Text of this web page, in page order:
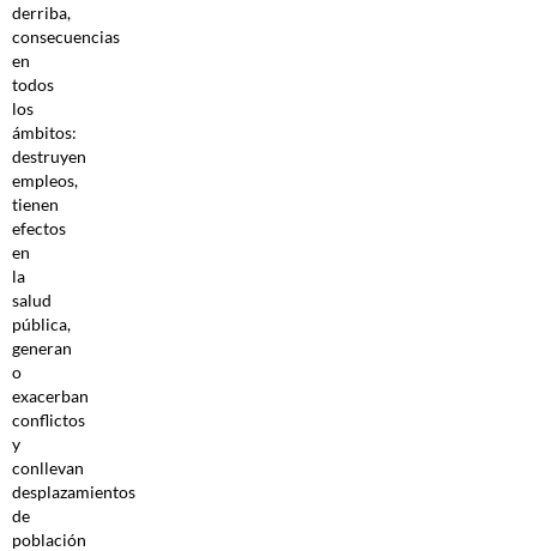
derriba,
consecuencias
en
todos
los
ámbitos:
destruyen
empleos,
tienen
efectos
en
la
salud
pública,
generan
o
exacerban
conflictos
y
conllevan
desplazamientos
de
población